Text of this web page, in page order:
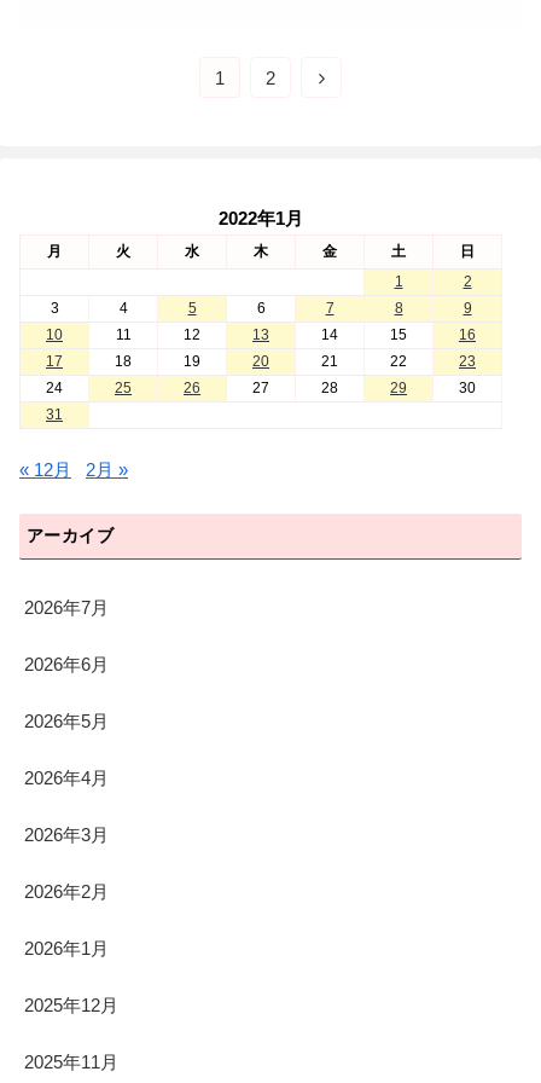
1 2
2022年1月
月 火 水 木 金 土
日
1
2
3
4 5 6 7 8
9
10
11 12 13 14 15
16
17
18 19 20 21 22
23
24
25 26 27 28 29
30
31
« 12月 2月 »
アーカイブ
2026年7月
2026年6月
2026年5月
2026年4月
2026年3月
2026年2月
2026年1月
2025年12月
2025年11月